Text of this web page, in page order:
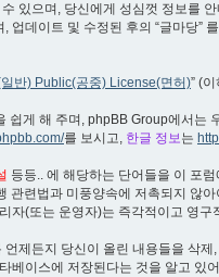
있으며, 당신에게 성심껏 정보를
업데이트 및 수정된 후의 “글마당”
반) Public(공중) License(면허)” (
쉽게 해 주며, phpBB Group에서는
를 보시고, 한글 정보는
등등.. 에 해당하는 단어들을 이 포
관련법과 미풍양속에 저촉되지 않
자(또는 운영자)는 즉각적이고 영
제든지 당신이 올린 내용들을 삭
베이스에 저장된다는 것을 알고 있